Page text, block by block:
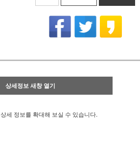
상세정보 새창 열기
상세 정보를 확대해 보실 수 있습니다.